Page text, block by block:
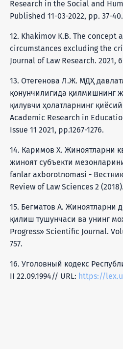
Research in the Social and
Published 11-03-2022, pp. 37-40.
12. Khakimov K.B. The concept
circumstances excluding the
Journal of Law Research. 2021,
13. Отегенова Л.Ж. МДҲ
қонунчилигида қилмишнинг
қилувчи ҳолатларнинг
Academic Research in
Issue 11 2021, pp.1267-1276.
14. Каримов Х. Жиноятларни
жиноят субъекти
fanlar axborotnomasi -
Review of Law Sciences 2
15. Бегматов А. Жиноятларни
қилиш тушунчаси ва унинг
Progress» Scientific Journal.
757.
16. Уголовный кодекс
II 22.09.1994// URL: https://